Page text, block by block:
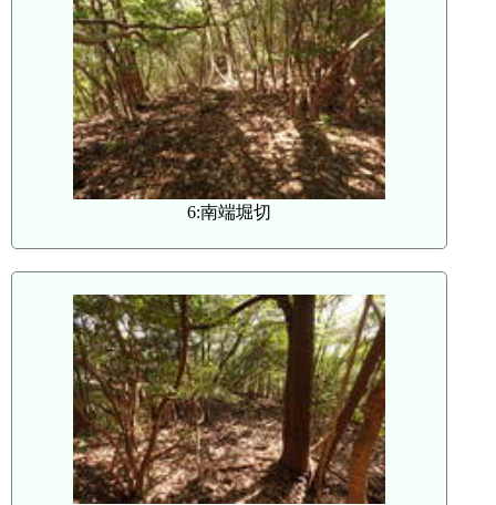
6:南端堀切